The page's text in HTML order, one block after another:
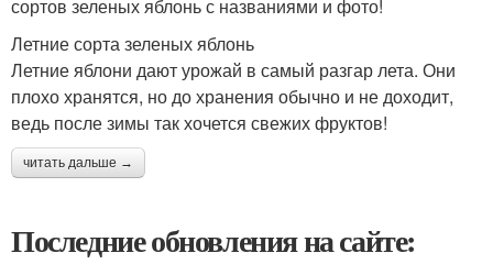
сортов зеленых яблонь с названиями и фото!
Летние сорта зеленых яблонь
Летние яблони дают урожай в самый разгар лета. Они
плохо хранятся, но до хранения обычно и не доходит,
ведь после зимы так хочется свежих фруктов!
читать дальше →
Последние обновления на сайте: